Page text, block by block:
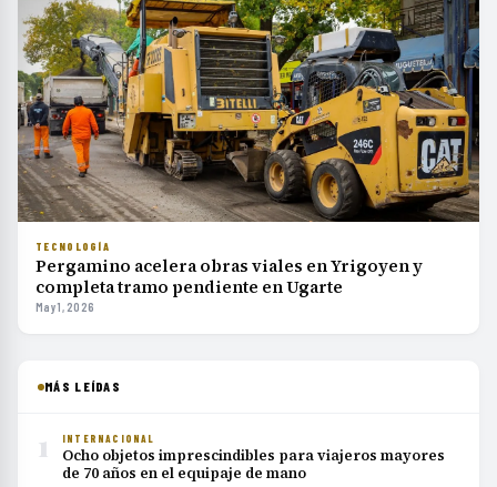
TECNOLOGÍA
Pergamino acelera obras viales en Yrigoyen y
completa tramo pendiente en Ugarte
May 1, 2026
MÁS LEÍDAS
1 INTERNACIONAL
Ocho objetos imprescindibles para viajeros mayores
de 70 años en el equipaje de mano